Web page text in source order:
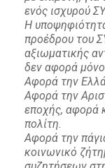
ενός ισχυρού
Η
προέδρου του
αξιωματικής
δεν αφορά μόνο
Αφορά την
Αφορά την
εποχής, αφορά
πολίτη.
Αφορά την
κοινωνικό